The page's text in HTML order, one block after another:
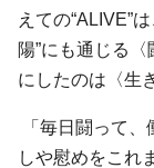
えての“ALIVE”
陽”にも通じる
にしたのは〈生
「毎日闘って
しや慰めをこれ